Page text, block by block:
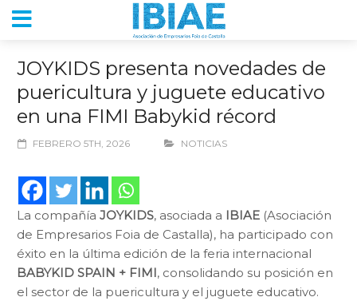
JOYKIDS presenta novedades de
puericultura y juguete educativo
en una FIMI Babykid récord
FEBRERO 5TH, 2026 NOTICIAS
La compañía JOYKIDS, asociada a IBIAE (Asociación
de Empresarios Foia de Castalla), ha participado con
éxito en la última edición de la feria internacional
BABYKID SPAIN + FIMI, consolidando su posición en
el sector de la puericultura y el juguete educativo.